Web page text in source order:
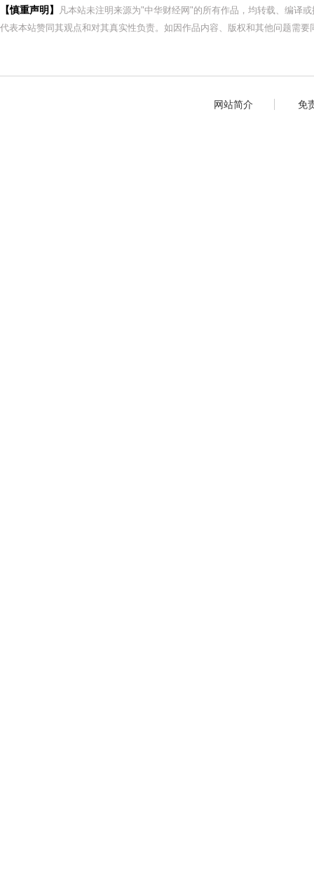
【慎重声明】
凡本站未注明来源为"中华财经网"的所有作品，均转载、编译
代表本站赞同其观点和对其真实性负责。如因作品内容、版权和其他问题需
网站简介 免